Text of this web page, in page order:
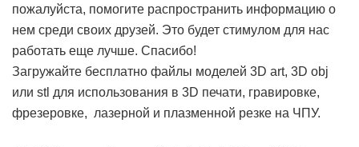
пожалуйста, помогите распространить информацию о
нем среди своих друзей. Это будет стимулом для нас
работать еще лучше. Спасибо!
Загружайте бесплатно файлы моделей 3D art, 3D obj
или stl для использования в 3D печати, гравировке,
фрезеровке, лазерной и плазменной резке на ЧПУ.